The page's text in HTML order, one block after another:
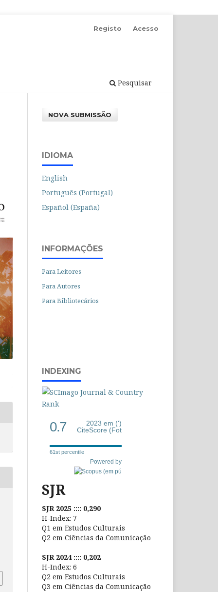
Pesquisar
Registo Acesso
NOVA SUBMISSÃO
IDIOMA
English
Português (Portugal)
Español (España)
INFORMAÇÕES
Para Leitores
Para Autores
Para Bibliotecários
INDEXING
0.7
2023 em (')
CiteScore (Fot
61st percentile
Powered by
SJR
SJR 2025 :::: 0,290
H-Index: 7
Q1 em Estudos Culturais
Q2 em Ciências da Comunicação
SJR 2024 :::: 0,202
H-Index: 6
Q2 em Estudos Culturais
Q3 em Ciências da Comunicação